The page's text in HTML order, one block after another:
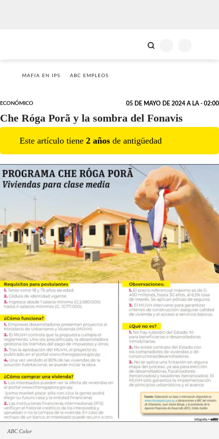
MAFIA EN IPS ABC EMPLEOS
ECONÓMICO 05 DE MAYO DE 2024 A LA - 02:00
Che Róga Porã y la sombra del Fonavis
Este artículo tiene 2 años de antigüedad
ABC Color